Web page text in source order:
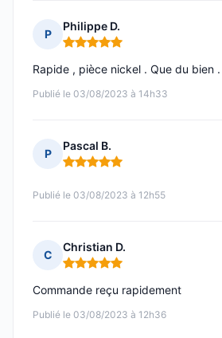
P
Philippe D.
Note : 5 sur 5
Publié le 03/08/2023 à 14h33
Rapide , pièce nickel . Que du bien
P
Pascal B.
Note : 5 sur 5
Publié le 03/08/2023 à 12h55
C
Christian D.
Note : 5 sur 5
Publié le 03/08/2023 à 12h36
Commande reçu rapidement